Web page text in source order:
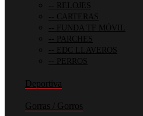
RELOJES
CARTERAS
FUNDA TF MÓVIL
PARCHES
EDC LLAVEROS
PERROS
Deportiva
Gorras / Gorros